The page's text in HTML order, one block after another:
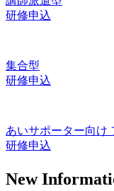
研修申込
集合型
研修申込
あいサポーター向け
研修申込
New